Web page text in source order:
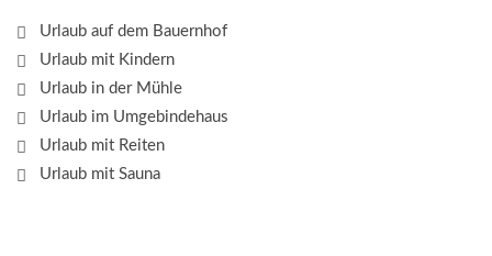
Urlaub auf dem Bauernhof
Urlaub mit Kindern
Urlaub in der Mühle
Urlaub im Umgebindehaus
Urlaub mit Reiten
Urlaub mit Sauna